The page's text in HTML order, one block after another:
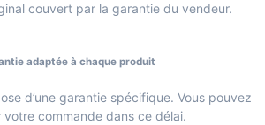
couvert par la garantie du vendeur.
adaptée à chaque produit
d’une garantie spécifique. Vous pouvez
votre commande dans ce délai.